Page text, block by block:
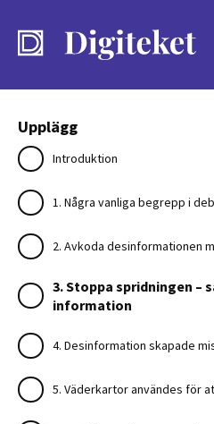
Upplägg
Introduktion
1. Några vanliga begrepp i
2. Avkoda desinformationen
3. Stoppa spridningen –
information
4. Desinformation skapade
5. Väderkartor användes för